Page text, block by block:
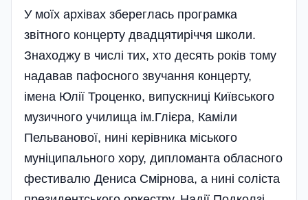
У моїх архівах збереглась програмка
звітного концерту двадцятиріччя школи.
Знаходжу в числі тих, хто десять років тому
надавав пафосного звучання концерту,
імена Юлії Троценко, випускниці Київського
музичного училища ім.Глієра, Каміли
Пельванової, нині керівника міського
муніципального хору, дипломанта обласного
фестивалю Дениса Смірнова, а нині соліста